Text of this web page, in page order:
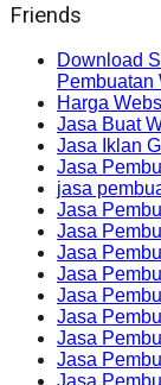
Friends
Download
Pembuatan
Harga
Jasa Buat
Jasa Iklan
Jasa
jasa
Jasa
Jasa
Jasa
Jasa
Jasa
Jasa
Jasa
Jasa